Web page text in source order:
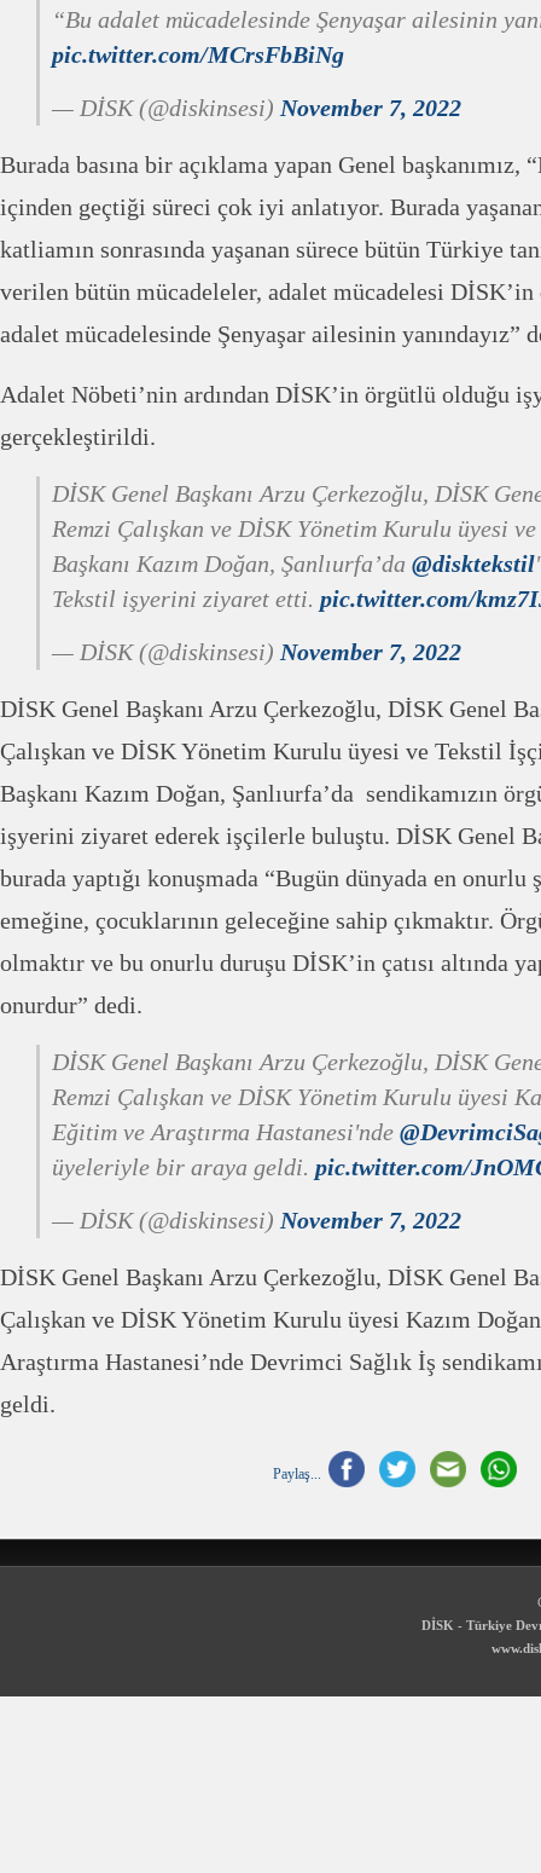
“Bu adalet mücadelesinde Şenyaşar ailesinin
pic.twitter.com/MCrsFbBiNg
— DİSK (@diskinsesi) November 7, 2022
Burada basına bir açıklama yapan Genel
içinden geçtiği süreci çok iyi anlatıyor. Burada
katliamın sonrasında yaşanan sürece bütün Türkiye
verilen bütün mücadeleler, adalet mücadelesi
adalet mücadelesinde Şenyaşar ailesinin yanındayız”
Adalet Nöbeti’nin ardından DİSK’in örgütlü olduğu
gerçekleştirildi.
DİSK Genel Başkanı Arzu Çerkezoğlu, DİSK
Remzi Çalışkan ve DİSK Yönetim Kurulu üyesi ve
Başkanı Kazım Doğan, Şanlıurfa’da @disktekstil
Tekstil işyerini ziyaret etti. pic.twitter.com/
— DİSK (@diskinsesi) November 7, 2022
DİSK Genel Başkanı Arzu Çerkezoğlu, DİSK Genel
Çalışkan ve DİSK Yönetim Kurulu üyesi ve Tekstil
Başkanı Kazım Doğan, Şanlıurfa’da sendikamızın
işyerini ziyaret ederek işçilerle buluştu. DİSK Genel
burada yaptığı konuşmada “Bugün dünyada en onurlu
emeğine, çocuklarının geleceğine sahip çıkmaktır.
olmaktır ve bu onurlu duruşu DİSK’in çatısı altında
onurdur” dedi.
DİSK Genel Başkanı Arzu Çerkezoğlu, DİSK
Remzi Çalışkan ve DİSK Yönetim Kurulu üyesi
Eğitim ve Araştırma Hastanesi'nde
üyeleriyle bir araya geldi. pic.twitter.com/
— DİSK (@diskinsesi) November 7, 2022
DİSK Genel Başkanı Arzu Çerkezoğlu, DİSK Genel
Çalışkan ve DİSK Yönetim Kurulu üyesi Kazım
Araştırma Hastanesi’nde Devrimci Sağlık İş
geldi.
Paylaş...
DİSK - Türkiye